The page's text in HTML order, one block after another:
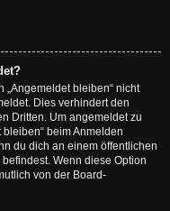
„Angemeldet bleiben“ nicht
Dies verhindert den
Dritten. Um angemeldet zu
beim Anmelden
du dich an einem öffentlichen
Wenn diese Option
von der Board-